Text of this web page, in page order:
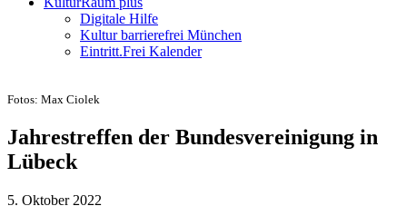
Digitale Hilfe
Kultur barrierefrei München
Eintritt.Frei Kalender
Fotos: Max Ciolek
Jahrestreffen der Bundesvereinigung in
Lübeck
5. Oktober 2022